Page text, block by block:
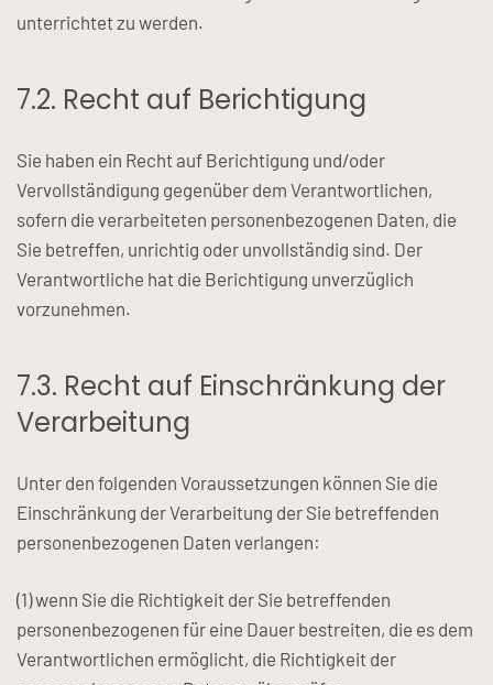
unterrichtet zu werden.
7.2. Recht auf Berichtigung
Sie haben ein Recht auf Berichtigung und/oder
Vervollständigung gegenüber dem Verantwortlichen,
sofern die verarbeiteten personenbezogenen Daten, die
Sie betreffen, unrichtig oder unvollständig sind. Der
Verantwortliche hat die Berichtigung unverzüglich
vorzunehmen.
7.3. Recht auf Einschränkung der
Verarbeitung
Unter den folgenden Voraussetzungen können Sie die
Einschränkung der Verarbeitung der Sie betreffenden
personenbezogenen Daten verlangen:
(1) wenn Sie die Richtigkeit der Sie betreffenden
personenbezogenen für eine Dauer bestreiten, die es dem
Verantwortlichen ermöglicht, die Richtigkeit der